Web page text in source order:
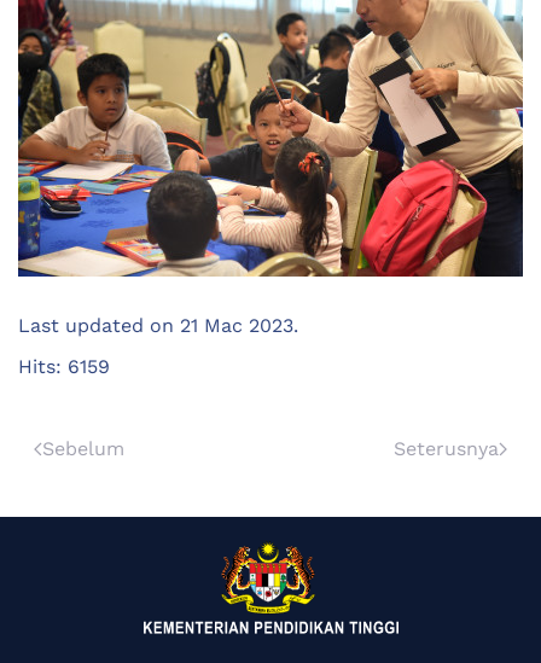
Last updated on 21 Mac 2023.
Hits: 6159
Sebelum Seterusnya